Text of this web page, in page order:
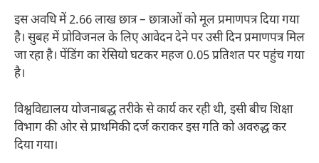
इस अवधि में 2.66 लाख छात्र – छात्राओं को मूल प्रमाणपत्र दिया गया
है। सुबह में प्रोविजनल के लिए आवेदन देने पर उसी दिन प्रमाणपत्र मिल
जा रहा है। पेंडिंग का रेसियो घटकर महज 0.05 प्रतिशत पर पहुंच गया
है।
विश्वविद्यालय योजनाबद्ध तरीके से कार्य कर रही थी, इसी बीच शिक्षा
विभाग की ओर से प्राथमिकी दर्ज कराकर इस गति को अवरुद्ध कर
दिया गया।